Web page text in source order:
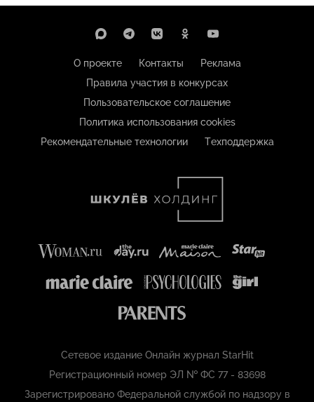
О проекте Контакты
Реклама
Правила участия в конкурсах
Пользовательское соглашение
Политика использования cookies
Рекомендательные технологии
Техподдержка
Сетевое издание Онлайн журнал StarHit
Регистрационный номер ЭЛ № ФС 77 - 83698
Зарегистрировано Федеральной службой по надзору в